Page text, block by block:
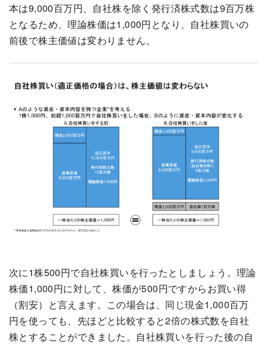
本は9,000百万円、自社株を除く発行済株式数は9百万株
となるため、理論株価は1,000円となり、自社株買いの
前後で株主価値は変わりません。
次に1株500円で自社株買いを行ったとしましょう。理論
株価1,000円に対して、株価が500円ですからお買い得
（割安）と言えます。この場合は、同じ現金1,000百万
円を使っても、先ほどと比較すると2倍の株式数を自社
株とすることができました。自社株買いを行った後の自